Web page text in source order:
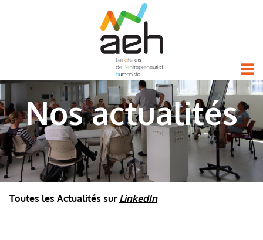
Nos actualités
Toutes les Actualités sur LinkedIn